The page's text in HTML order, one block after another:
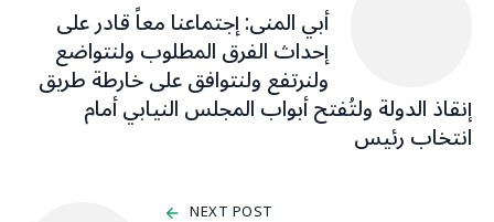
أبي المنى: إجتماعنا معاً قادر على
إحداث الفرق المطلوب ولنتواضع
ولنرتفع ولنتوافق على خارطة طريق
إنقاذ الدولة ولتُفتح أبواب المجلس النيابي أمام
انتخاب رئيس
NEXT POST